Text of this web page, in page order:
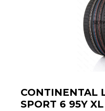
CONTINENTAL
SPORT 6 95Y